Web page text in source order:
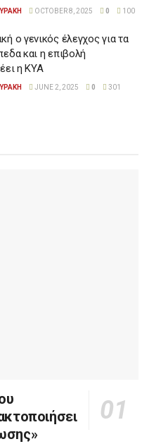
OCTOBER 8, 2025 0 100
ο γενικός έλεγχος για τα
και η επιβολή
η ΚΥΑ
JUNE 2, 2025 0 301